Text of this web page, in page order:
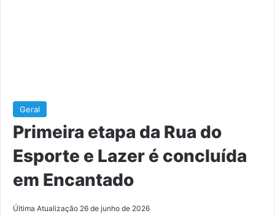
Geral
Primeira etapa da Rua do
Esporte e Lazer é concluída
em Encantado
Última Atualização 26 de junho de 2026